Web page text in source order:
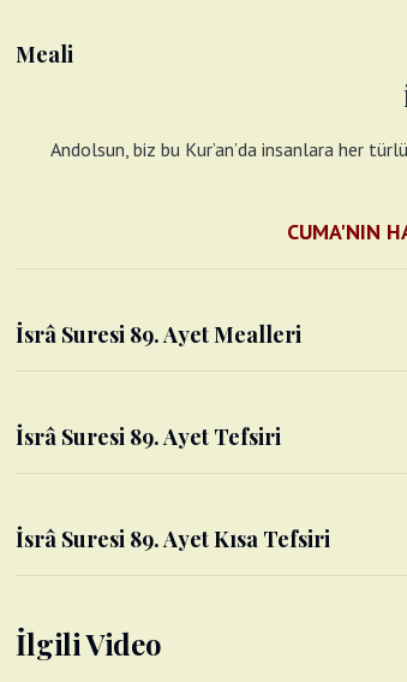
Meali
Andolsun, biz bu Kur’an’da insanlara her
CUMA'NIN
İsrâ Suresi 89. Ayet Mealleri
İsrâ Suresi 89. Ayet Tefsiri
İsrâ Suresi 89. Ayet Kısa Tefsiri
İlgili Video